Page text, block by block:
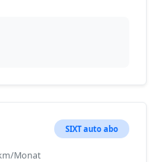
SIXT auto abo
Monat